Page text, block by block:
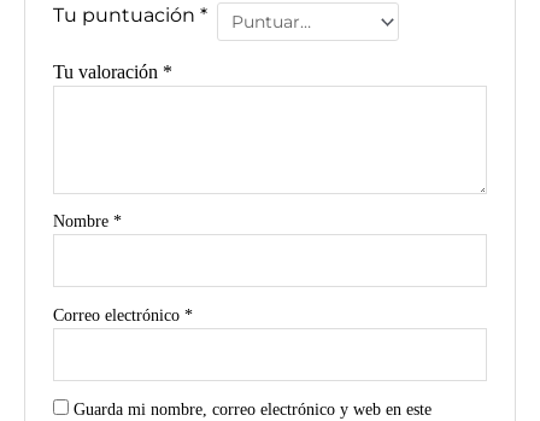
Tu puntuación *
Tu valoración *
Nombre *
Correo electrónico *
Guarda mi nombre, correo electrónico y web en este